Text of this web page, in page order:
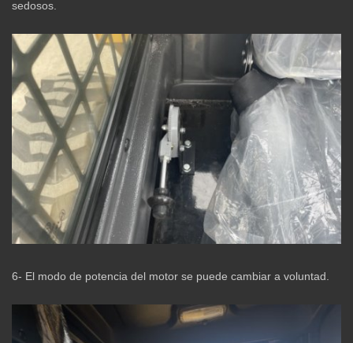
sedosos.
6- El modo de potencia del motor se puede cambiar a voluntad.